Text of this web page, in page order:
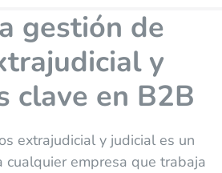
gestión de
y
clave en B2B
extrajudicial y judicial es un
cualquier empresa que trabaja